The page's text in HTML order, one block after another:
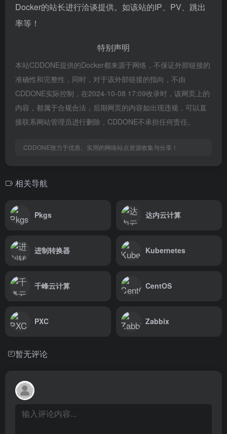
Docker的站长进行洽谈提供。如该站的IP、PV、跳出
率等！
特别声明
本站CDDONE提供的Docker都来源于网络，不保证外部链接的
准确性和完整性，同时，对于该外部链接的指向，不由
CDDONE实际控制，在2024-10-08 17:09收录时，该网页上的
内容，都属于合规合法，后期网页的内容如出现违规，可以直
接联系网站管理员进行删除，CDDONE不承担任何责任。
CDDONE致力于优质、实用的网络站点资源收集与分享！
相关导航
Pkgs 达内云计算
进制转换器 Kubernetes
千峰云计算 CentOS
PXC Zabbix
暂无评论